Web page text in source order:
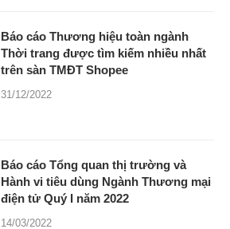
Báo cáo Thương hiệu toàn ngành
Thời trang được tìm kiếm nhiều nhất
trên sàn TMĐT Shopee
31/12/2022
Báo cáo Tổng quan thị trường và
Hành vi tiêu dùng Ngành Thương mại
điện tử Quý I năm 2022
14/03/2022